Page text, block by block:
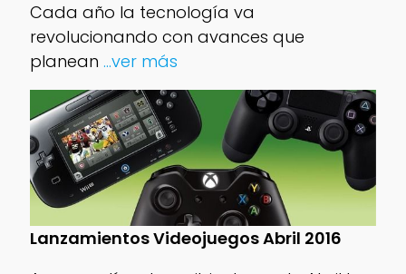
Cada año la tecnología va
revolucionando con avances que
planean ...ver más
Lanzamientos Videojuegos Abril 2016